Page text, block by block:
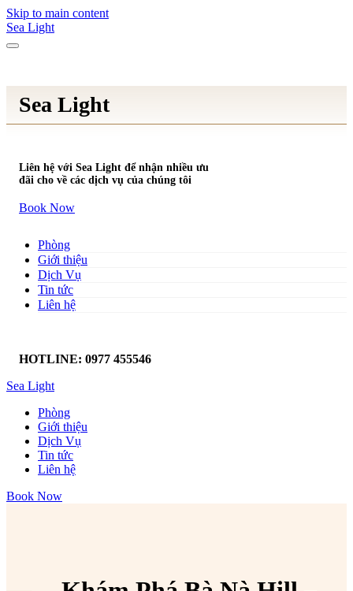
Skip to main content
Sea Light
Sea Light
Liên hệ với Sea Light để nhận nhiều ưu
đãi cho về các dịch vụ của chúng tôi
Book Now
Phòng
Giới thiệu
Dịch Vụ
Tin tức
Liên hệ
HOTLINE: 0977 455546
Sea Light
Phòng
Giới thiệu
Dịch Vụ
Tin tức
Liên hệ
Book Now